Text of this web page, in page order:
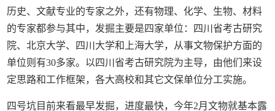
历史、文献专业的专家之外，还有物理、化学、生物、材料
的专家都参与其中，发掘主要是四家单位：四川省考古研究
院、北京大学、四川大学和上海大学，从事文物保护方面的
单位则有30多家。以四川省考古研究院为主导，由他们来设
定思路和工作框架，各大高校和其它文保单位分工实施。
四号坑目前来看最早发掘，进度最快，今年2月文物就基本露